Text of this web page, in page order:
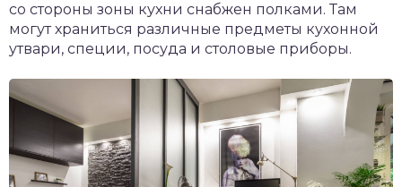
со стороны зоны кухни снабжен полками. Там
могут храниться различные предметы кухонной
утвари, специи, посуда и столовые приборы.